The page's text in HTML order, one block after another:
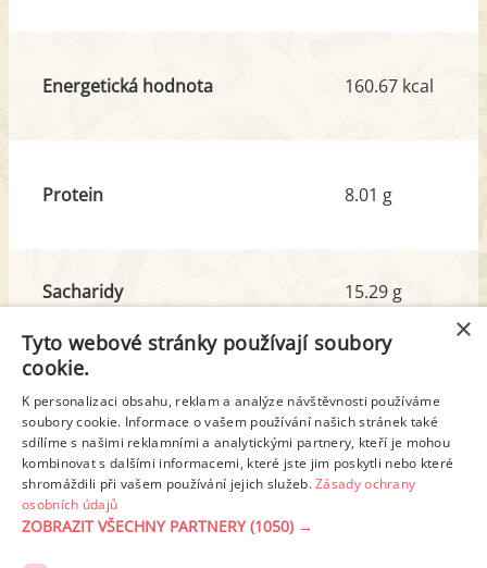
Energetická hodnota 160.67 kcal
Protein 8.01 g
Sacharidy
15.29 g
Tuk
z toho nas. mastné kyseliny
7.36 g
3.32 g
Detailní rozpis
×
Tyto webové stránky používají soubory
cookie.
K personalizaci obsahu, reklam a analýze návštěvnosti používáme
soubory cookie. Informace o vašem používání našich stránek také
sdílíme s našimi reklamními a analytickými partnery, kteří je mohou
kombinovat s dalšími informacemi, které jste jim poskytli nebo které
shromáždili při vašem používání jejich služeb.Zásady ochrany
osobních údajů
ZOBRAZIT VŠECHNY PARTNERY(1050) →